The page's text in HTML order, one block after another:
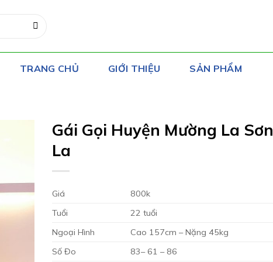
TRANG CHỦ GIỚI THIỆU SẢN PHẨM
Gái Gọi Huyện Mường La Sơn
La
Giá
800k
Tuổi
22 tuổi
Ngoại Hình
Cao 157cm – Nặng 45kg
Số Đo
83– 61 – 86